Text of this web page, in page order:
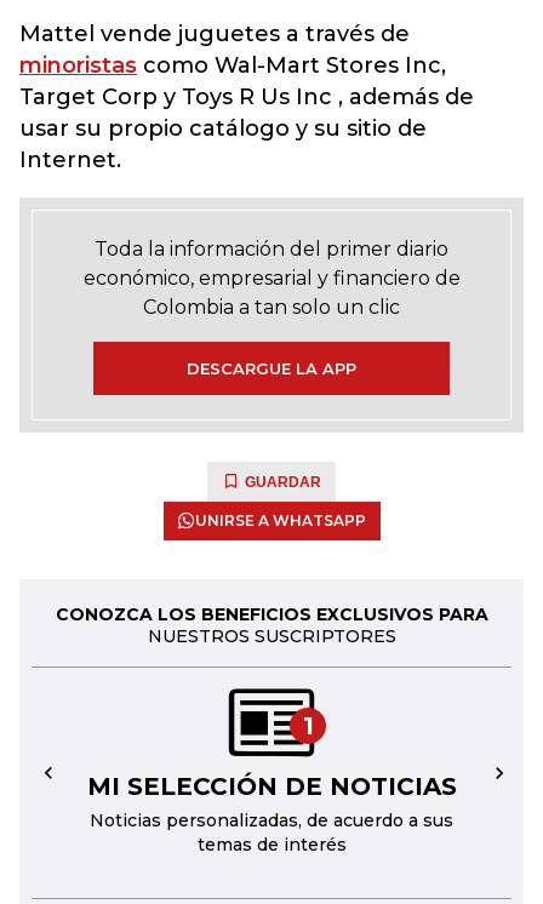
Mattel vende juguetes a través de
minoristas como Wal-Mart Stores Inc,
Target Corp y Toys R Us Inc , además de
usar su propio catálogo y su sitio de
Internet.
Toda la información del primer diario
económico, empresarial y financiero de
Colombia a tan solo un clic
DESCARGUE LA APP
GUARDAR
UNIRSE A WHATSAPP
CONOZCA LOS BENEFICIOS EXCLUSIVOS PARA
NUESTROS SUSCRIPTORES
1
MI SELECCIÓN DE NOTICIAS
Noticias personalizadas, de acuerdo a sus
temas de interés
← →